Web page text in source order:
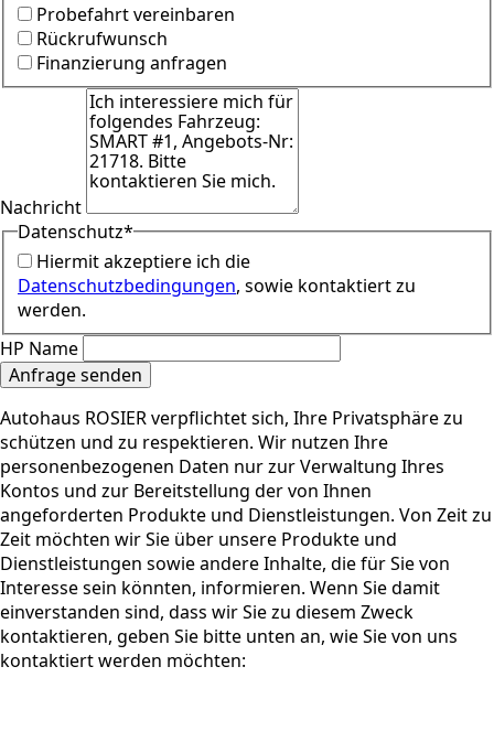
Probefahrt vereinbaren
Rückrufwunsch
Finanzierung anfragen
Nachricht
Datenschutz*
Hiermit akzeptiere ich die
Datenschutzbedingungen, sowie kontaktiert zu
werden.
HP Name
Anfrage senden
Autohaus ROSIER verpflichtet sich, Ihre Privatsphäre zu
schützen und zu respektieren. Wir nutzen Ihre
personenbezogenen Daten nur zur Verwaltung Ihres
Kontos und zur Bereitstellung der von Ihnen
angeforderten Produkte und Dienstleistungen. Von Zeit zu
Zeit möchten wir Sie über unsere Produkte und
Dienstleistungen sowie andere Inhalte, die für Sie von
Interesse sein könnten, informieren. Wenn Sie damit
einverstanden sind, dass wir Sie zu diesem Zweck
kontaktieren, geben Sie bitte unten an, wie Sie von uns
kontaktiert werden möchten: